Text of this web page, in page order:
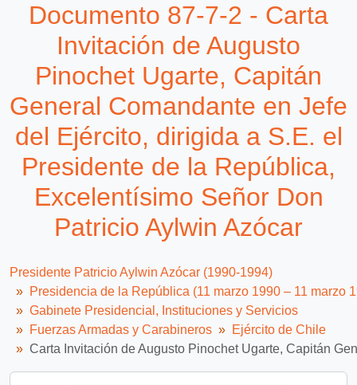
Documento 87-7-2 - Carta
Invitación de Augusto
Pinochet Ugarte, Capitán
General Comandante en Jefe
del Ejército, dirigida a S.E. el
Presidente de la República,
Excelentísimo Señor Don
Patricio Aylwin Azócar
Presidente Patricio Aylwin Azócar (1990-1994)
Presidencia de la República (11 marzo 1990 – 11 marzo
Gabinete Presidencial, Instituciones y Servicios
Fuerzas Armadas y Carabineros
Ejército de Chile
Carta Invitación de Augusto Pinochet Ugarte, Capitán